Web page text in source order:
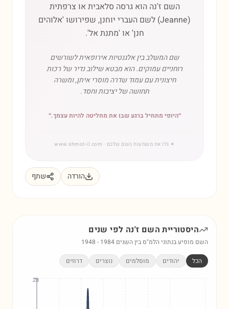
השם ז'נה הוא גרסה סלאבית או צרפתית
(Jeanne) לשם העברי יוחנן, שפירושו 'אלוהים
חנן' או 'מתנת אל'.
שם המשלב בין אלגנטיות אירופאית לשורשים
רוחניים עמוקים. הוא מבטא שילוב נדיר של רכות
חיצונית עם עמוד שדרה מוסרי איתן, ומשרה
תחושה של יציבות וחסד.
״היופי מתחיל ברגע שבו את מחליטה להיות עצמך.״
✦ גלו את משמעות השם שלכם · www.shmot-il.com
הורדה שתף
היסטוריית השם ז'נה לפי שנים
השם מופיע בנתוני הלמ"ס בין השנים 1948 - 1984
הכל יהודים מוסלמים נוצרים דרוזים
28